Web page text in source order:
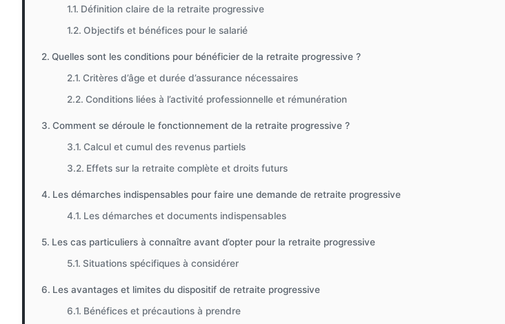
Définition claire de la retraite progressive
Objectifs et bénéfices pour le salarié
Quelles sont les conditions pour bénéficier de la retraite progressive ?
Critères d’âge et durée d’assurance nécessaires
Conditions liées à l’activité professionnelle et rémunération
Comment se déroule le fonctionnement de la retraite progressive ?
Calcul et cumul des revenus partiels
Effets sur la retraite complète et droits futurs
Les démarches indispensables pour faire une demande de retraite progressive
Les démarches et documents indispensables
Les cas particuliers à connaître avant d’opter pour la retraite progressive
Situations spécifiques à considérer
Les avantages et limites du dispositif de retraite progressive
Bénéfices et précautions à prendre